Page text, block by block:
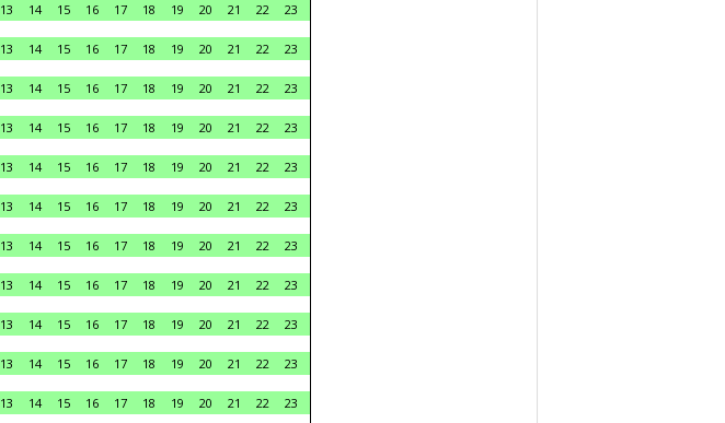
13 14 15 16 17 18 19 20 21 22
23
13 14 15 16 17 18 19 20 21 22
23
13 14 15 16 17 18 19 20 21 22
23
13 14 15 16 17 18 19 20 21 22
23
13 14 15 16 17 18 19 20 21 22
23
13 14 15 16 17 18 19 20 21 22
23
13 14 15 16 17 18 19 20 21 22
23
13 14 15 16 17 18 19 20 21 22
23
13 14 15 16 17 18 19 20 21 22
23
13 14 15 16 17 18 19 20 21 22
23
13 14 15 16 17 18 19 20 21 22
23